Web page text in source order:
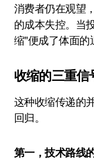
消费者仍在观望
的成本失控。当
缩"便成了体面的
收缩的三重信
这种收缩传递的
回归。
第一，技术路线